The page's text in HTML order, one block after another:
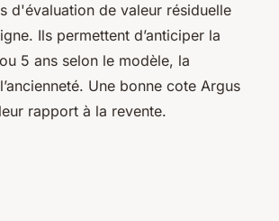
d'évaluation de valeur résiduelle
Ils permettent d’anticiper la
5 ans selon le modèle, la
Une bonne cote Argus
rapport à la revente.